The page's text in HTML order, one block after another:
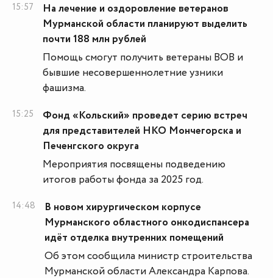
15:57
На лечение и оздоровление ветеранов
Мурманской области планируют выделить
почти 188 млн рублей
Помощь смогут получить ветераны ВОВ и
бывшие несовершеннолетние узники
фашизма.
15:25
Фонд «Кольский» проведет серию встреч
для представителей НКО Мончегорска и
Печенгского округа
Мероприятия посвящены подведению
итогов работы фонда за 2025 год.
14:48
В новом хирургическом корпусе
Мурманского областного онкодиспансера
идёт отделка внутренних помещений
Об этом сообщила министр строительства
Мурманской области Александра Карпова.